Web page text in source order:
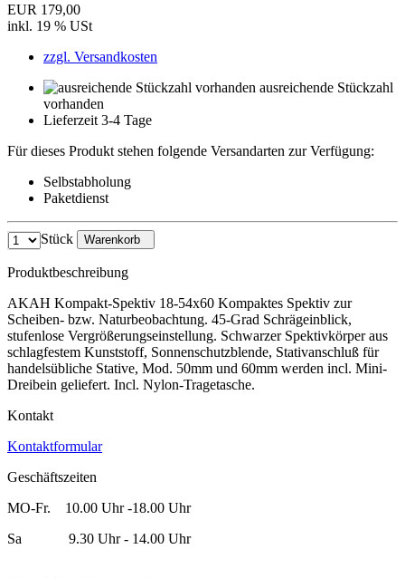
EUR 179,00
inkl. 19 % USt
zzgl. Versandkosten
ausreichende Stückzahl
vorhanden
Lieferzeit 3-4 Tage
Für dieses Produkt stehen folgende Versandarten zur Verfügung:
Selbstabholung
Paketdienst
Stück Warenkorb
Produktbeschreibung
AKAH Kompakt-Spektiv 18-54x60 Kompaktes Spektiv zur
Scheiben- bzw. Naturbeobachtung. 45-Grad Schrägeinblick,
stufenlose Vergrößerungseinstellung. Schwarzer Spektivkörper aus
schlagfestem Kunststoff, Sonnenschutzblende, Stativanschluß für
handelsübliche Stative, Mod. 50mm und 60mm werden incl. Mini-
Dreibein geliefert. Incl. Nylon-Tragetasche.
Kontakt
Kontaktformular
Geschäftszeiten
MO-Fr. 10.00 Uhr -18.00 Uhr
Sa 9.30 Uhr - 14.00 Uhr